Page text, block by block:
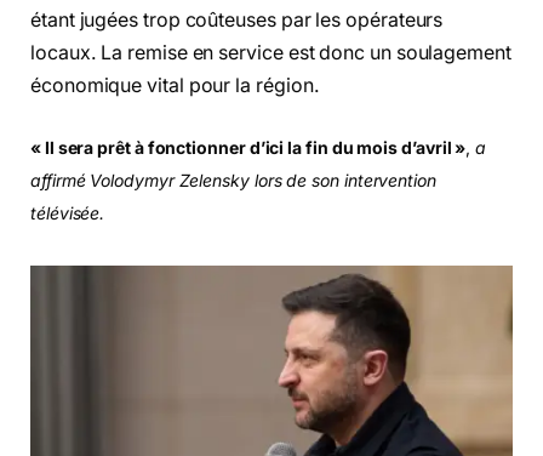
étant jugées trop coûteuses par les opérateurs
locaux. La remise en service est donc un soulagement
économique vital pour la région.
« Il sera prêt à fonctionner d’ici la fin du mois d’avril »,a
affirmé Volodymyr Zelensky lors de son intervention
télévisée.